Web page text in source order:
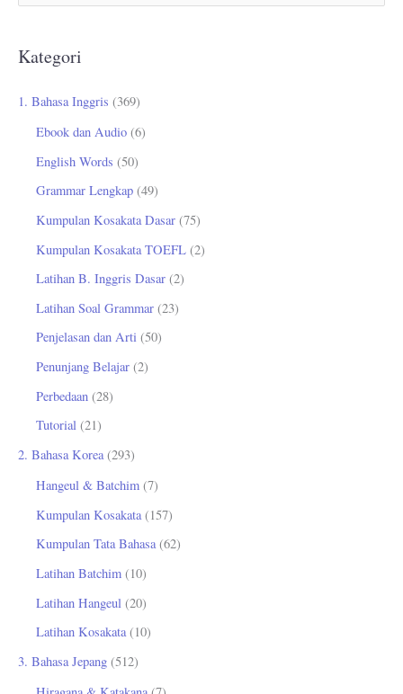
i
u
Kategori
1. Bahasa Inggris (369)
Ebook dan Audio (6)
English Words (50)
Grammar Lengkap (49)
Kumpulan Kosakata Dasar (75)
Kumpulan Kosakata TOEFL (2)
Latihan B. Inggris Dasar (2)
Latihan Soal Grammar (23)
Penjelasan dan Arti (50)
Penunjang Belajar (2)
Perbedaan (28)
Tutorial (21)
2. Bahasa Korea(293)
Hangeul & Batchim (7)
Kumpulan Kosakata (157)
Kumpulan Tata Bahasa(62)
Latihan Batchim (10)
Latihan Hangeul (20)
Latihan Kosakata(10)
3. Bahasa Jepang (512)